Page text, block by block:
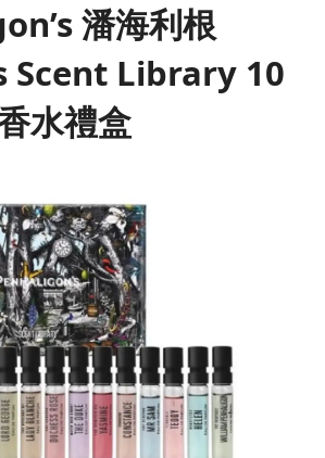
潘海利根
Scent Library 10
水禮盒